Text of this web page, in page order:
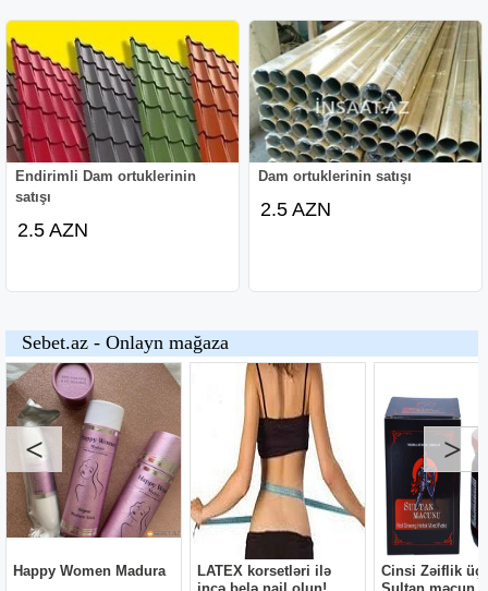
Endirimli Dam ortuklerinin
satışı
2.5 AZN
Dam ortuklerinin satışı
2.5 AZN